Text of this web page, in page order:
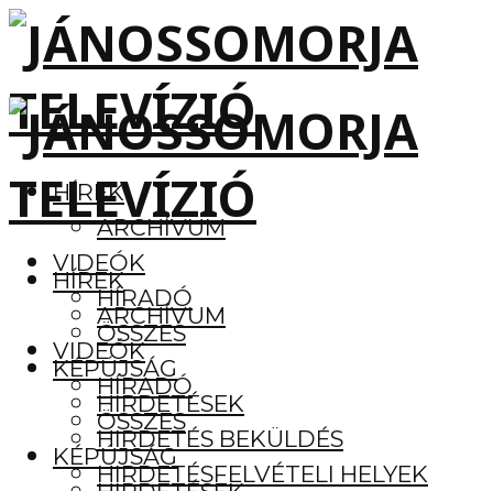
HÍREK
ARCHÍVUM
VIDEÓK
HÍRADÓ
ÖSSZES
KÉPÚJSÁG
HIRDETÉSEK
HIRDETÉS BEKÜLDÉS
HIRDETÉSFELVÉTELI HELYEK
HÍREK
ARCHÍVUM
VIDEÓK
HÍRADÓ
ÖSSZES
KÉPÚJSÁG